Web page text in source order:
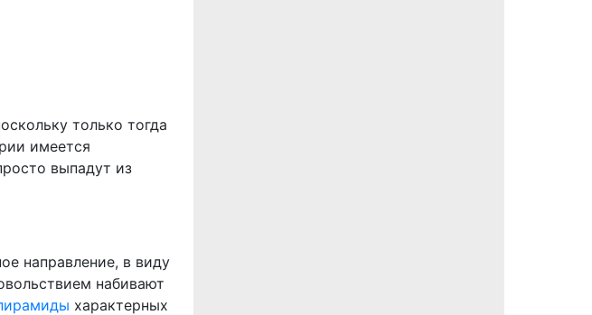
только тогда
имеется
выпадут из
направление, в виду
набивают
характерных